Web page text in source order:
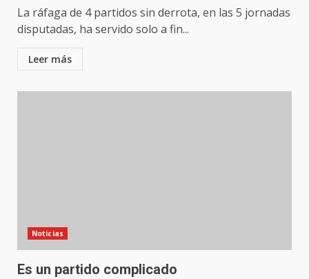
La ráfaga de 4 partidos sin derrota, en las 5 jornadas
disputadas, ha servido solo a fin...
Leer más
Noticias
Es un partido complicado